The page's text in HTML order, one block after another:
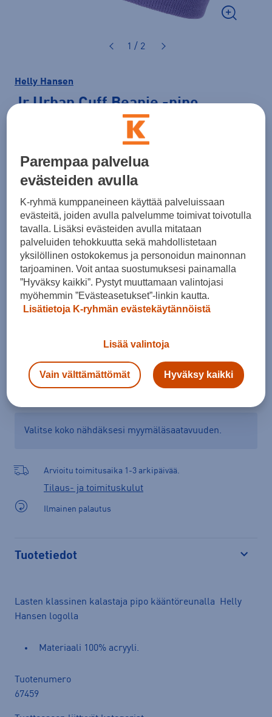
1 / 2
Helly Hansen
Jr Urban Cuff Beanie -pipo
Väri Lila
Koko
4950 5354
Kokotaulukko
Lisää ostoskoriin
Tarkista saatavuus ja tilaa myymälästä
Valitse koko nähdäksesi myymäläsaatavuuden.
Arvioitu toimitusaika 1-3 arkipäivää.
Tilaus- ja toimituskulut
Ilmainen palautus
Tuotetiedot
Lasten klassinen kalastaja pipo kääntöreunalla Helly
Hansen logolla
Materiaali 100% acryyli.
Tuotenumero
67459
Parempaa palvelua
evästeiden avulla
K-ryhmä kumppaneineen käyttää palveluissaan
evästeitä, joiden avulla palvelumme toimivat toivotulla
tavalla. Lisäksi evästeiden avulla mitataan
palveluiden tehokkuutta sekä mahdollistetaan
yksilöllinen ostokokemus ja personoidun mainonnan
tarjoaminen. Voit antaa suostumuksesi painamalla
”Hyväksy kaikki”. Pystyt muuttamaan valintojasi
myöhemmin ”Evästeasetukset”-linkin kautta.
Lisätietoja K-ryhmän evästekäytännöistä
Lisää valintoja
Vain välttämättömät Hyväksy kaikki